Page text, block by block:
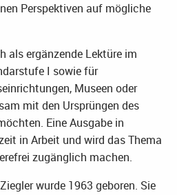
Perspektiven auf mögliche
als ergänzende Lektüre im
I sowie für
Museen oder
mit den Ursprüngen des
Eine Ausgabe in
in Arbeit und wird das Thema
zugänglich machen.
wurde 1963 geboren. Sie